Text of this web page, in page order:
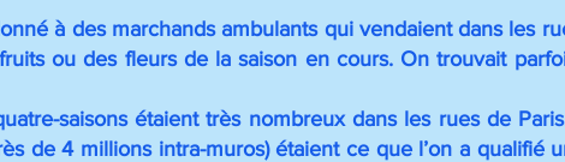
à des marchands ambulants qui vendaient dans les
ou des fleurs de la saison en cours. On trouvait
saisons étaient très nombreux dans les rues de
de 4 millions intra-muros) étaient ce que l’on a qualifié